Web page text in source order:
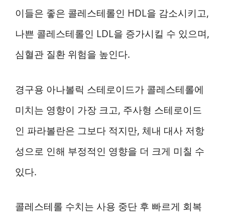
이들은 좋은 콜레스테롤인 HDL을 감소시키고,
나쁜 콜레스테롤인 LDL을 증가시킬 수 있으며,
심혈관 질환 위험을 높인다.
경구용 아나볼릭 스테로이드가 콜레스테롤에
미치는 영향이 가장 크고, 주사형 스테로이드
인 파라볼란은 그보다 적지만, 체내 대사 저항
성으로 인해 부정적인 영향을 더 크게 미칠 수
있다.
콜레스테롤 수치는 사용 중단 후 빠르게 회복